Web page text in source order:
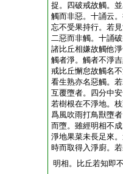
捉。四破戒故觸。
觸而非惡。十誦云
忘不受果持行。若
二惡而非觸。十誦
諸比丘相嫌故觸他
觸者淨。觸者不淨
戒比丘懈怠故觸名
看生熟亦名惡觸。
互覆墮者。四分中
若樹根在不淨地。
爲風吹雨打鳥獸墮
而墮。雖經明相不
淨地果菜未長足來
時而取得入淨廚。
明相。比丘若知即